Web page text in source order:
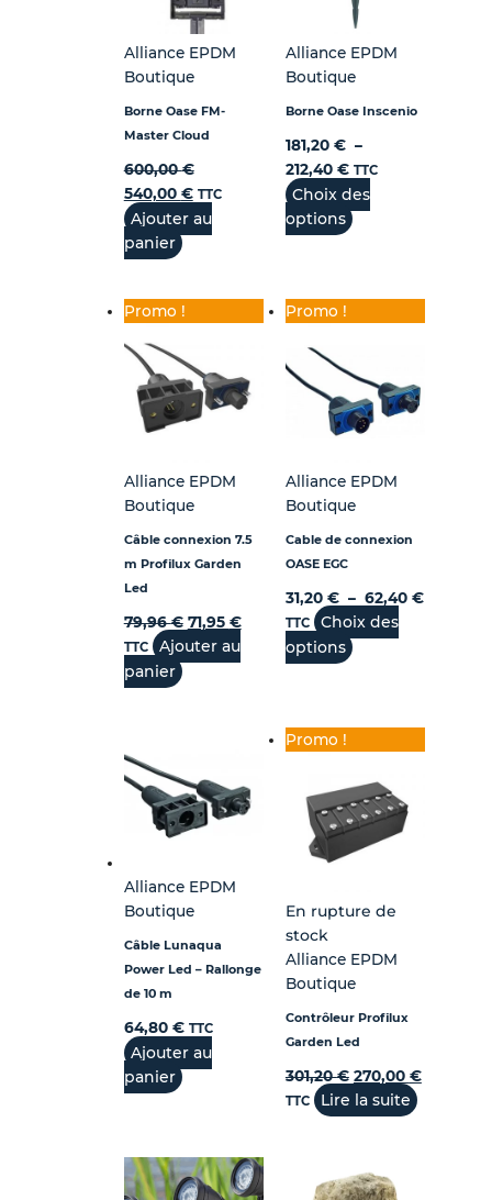
Alliance EPDM
Boutique
Borne Oase FM-
Master Cloud
600,00€
540,00 € TTC
Ajouter au
panier
Alliance EPDM
Boutique
Borne Oase Inscenio
181,20 € –
212,40 € TTC
Choix des
options
sur
page
du
produit
Promo !
Alliance EPDM
Boutique
Câble connexion 7.5
m Profilux Garden
Led
79,96€ 71,95 €
TTC
Ajouter au
panier
Promo !
Alliance EPDM
Boutique
Cable de connexion
OASE EGC
31,20 € – 62,40 €
TTC
Choix des
options
sur
page
du
produit
Alliance EPDM
Boutique
Câble Lunaqua
Power Led – Rallonge
de 10 m
64,80 € TTC
Ajouter au
panier
Promo !
En rupture de
stock
Alliance EPDM
Boutique
Contrôleur Profilux
Garden Led
301,20€ 270,00 €
TTC Lire la suite